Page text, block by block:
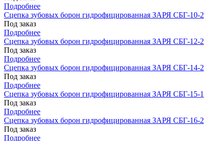
Подробнее
Сцепка зубовых борон гидрофицированная ЗАРЯ СБГ-10-2
Под заказ
Подробнее
Сцепка зубовых борон гидрофицированная ЗАРЯ СБГ-12-2
Под заказ
Подробнее
Сцепка зубовых борон гидрофицированная ЗАРЯ СБГ-14-2
Под заказ
Подробнее
Сцепка зубовых борон гидрофицированная ЗАРЯ СБГ-15-1
Под заказ
Подробнее
Сцепка зубовых борон гидрофицированная ЗАРЯ СБГ-16-2
Под заказ
Подробнее